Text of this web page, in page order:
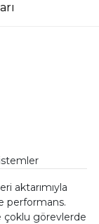
aktarımıyla
performans.
çoklu görevlerde